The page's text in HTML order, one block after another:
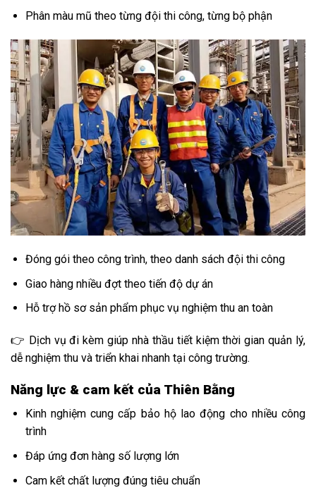
Phân màu mũ theo từng đội thi công, từng bộ phận
Đóng gói theo công trình, theo danh sách đội thi công
Giao hàng nhiều đợt theo tiến độ dự án
Hỗ trợ hồ sơ sản phẩm phục vụ nghiệm thu an toàn
👉 Dịch vụ đi kèm giúp nhà thầu tiết kiệm thời gian quản lý,
dễ nghiệm thu và triển khai nhanh tại công trường.
Năng lực & cam kết của Thiên Bằng
Kinh nghiệm cung cấp bảo hộ lao động cho nhiều công
trình
Đáp ứng đơn hàng số lượng lớn
Cam kết chất lượng đúng tiêu chuẩn